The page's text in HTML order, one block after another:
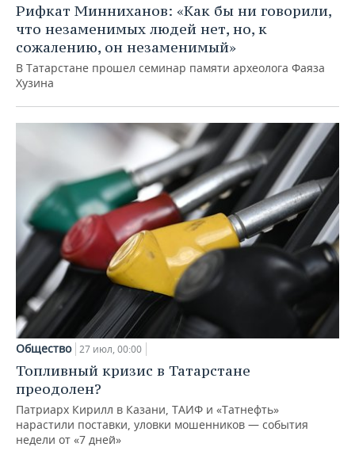
Рифкат Минниханов: «Как бы ни говорили,
что незаменимых людей нет, но, к
сожалению, он незаменимый»
В Татарстане прошел семинар памяти археолога Фаяза
Хузина
Общество 27 июл, 00:00
Топливный кризис в Татарстане
преодолен?
Патриарх Кирилл в Казани, ТАИФ и «Татнефть»
нарастили поставки, уловки мошенников — события
недели от «7 дней»